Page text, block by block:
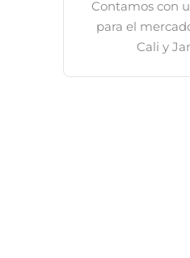
Contamos con
para el
Cali y